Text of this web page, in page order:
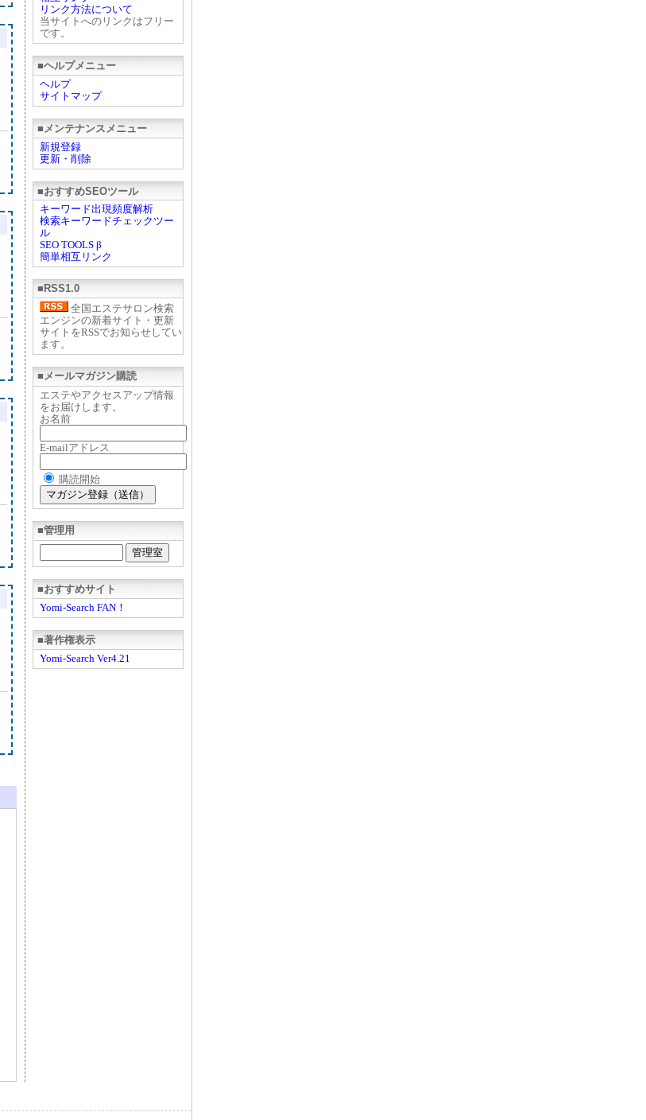
リンク方法について
当サイトへのリンクはフリー
です。
■ヘルプメニュー
ヘルプ
サイトマップ
■メンテナンスメニュー
新規登録
更新・削除
■おすすめSEOツール
キーワード出現頻度解析
検索キーワードチェックツー
ル
SEO TOOLS β
簡単相互リンク
■RSS1.0
全国エステサロン検索
エンジンの新着サイト・更新
サイトをRSSでお知らせしてい
ます。
■メールマガジン購読
エステやアクセスアップ情報
をお届けします。
お名前
E-mailアドレス
購読開始
■管理用
■おすすめサイト
Yomi-Search FAN！
■著作権表示
Yomi-Search Ver4.21